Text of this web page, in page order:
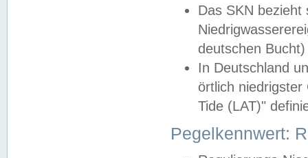
Das SKN
deutschen
In Deutschland
örtlich
Tide (LAT)"
Pegelkennwert: